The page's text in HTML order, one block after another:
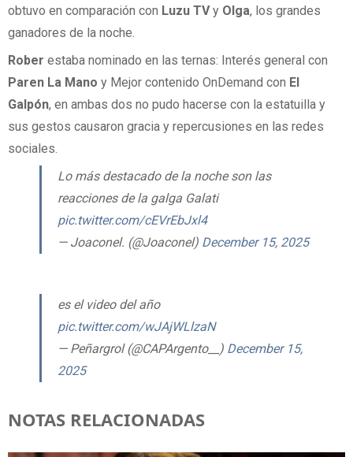
obtuvo en comparación con Luzu TVy Olga, los grandes
ganadores de la noche.
Rober estaba nominado en las ternas: Interés general con
Paren La Mano y Mejor contenido OnDemand con El
Galpón, en ambas dos no pudo hacerse con la estatuilla y
sus gestos causaron gracia y repercusiones en las redes
sociales.
Lo más destacado de la noche son las
reacciones de la galga Galati
pic.twitter.com/cEVrEbJxl4
— Joaconel. (@Joaconel) December 15, 2025
es el video del año
pic.twitter.com/wJAjWLlzaN
— Peñargrol (@CAPArgento__) December 15,
2025
NOTAS RELACIONADAS